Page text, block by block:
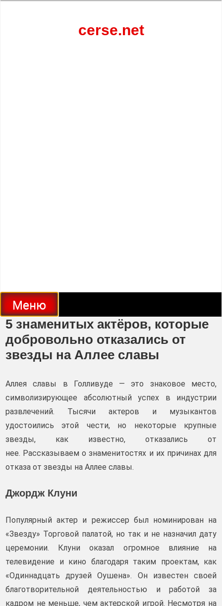
cerse.net
Меню
5 знаменитых актёров, которые
добровольно отказались от
звезды на Аллее славы
Аллея славы в Голливуде — это знаковое место,
символизирующее абсолютный успех в индустрии
развлечений. Тысячи актеров и музыкантов
удостоились этой чести, но некоторые крупные
звезды, как известно, отказались от
нее. Рассказываем о знаменитостях и их причинах для
отказа от звезды на Аллее славы.
Джордж Клуни
Популярный актер и режиссер был номинирован на
«Звезду» Торговой палатой, но так и не назначил дату
церемонии. Клуни оказал огромное влияние на
телевидение и кино благодаря таким проектам, как
«Одиннадцать друзей Оушена». Он известен своей
благотворительной деятельностью и работой за
кадром не меньше, чем актерской игрой. Несмотря на